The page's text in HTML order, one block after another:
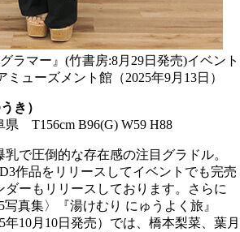
ラマー』(竹書房:8月29日発売)イベント
ューズメント館（2025年9月13日）
き）
T156cm B96(G) W59 H88
乳で圧倒的な存在感の注目グラドル。
作品をリリースしてイベントでも完売
ダーもリリースしております。さらに
写真集〉『湯けむり にゅうよく旅』
年10月10日発売）では、橋本梨菜、葉月